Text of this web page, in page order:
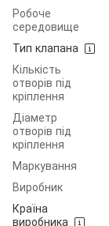
Робоче
середовище
Тип клапана
Кількість
отворів під
кріплення
Діаметр
отворів під
кріплення
Маркування
Виробник
Країна
виробника